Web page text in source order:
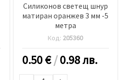
Силиконов светещ шнур
матиран оранжев 3 мм -5
метра
Код: 205360
0.50€/0.98 лв.